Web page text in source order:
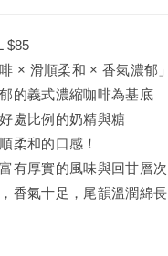
$85
啡 × 滑順柔和 × 香氣濃郁」
的義式濃縮咖啡為基底
處比例的奶精與糖
柔和的口感！
有厚實的風味與回甘層次
香氣十足，尾韻溫潤綿長